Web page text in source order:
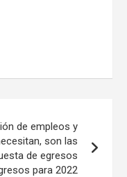
de empleos y
son las
de egresos
para 2022